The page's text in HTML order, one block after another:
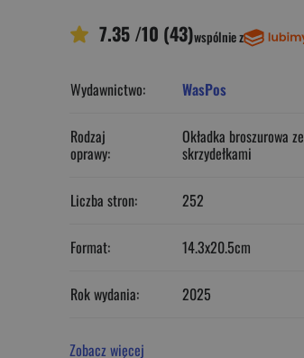
7.35 /10 (43)wspólnie z
Wydawnictwo: WasPos
Rodzaj
oprawy:
Okładka broszurowa ze
skrzydełkami
Liczba stron: 252
Format: 14.3x20.5cm
Rok wydania: 2025
Zobacz więcej